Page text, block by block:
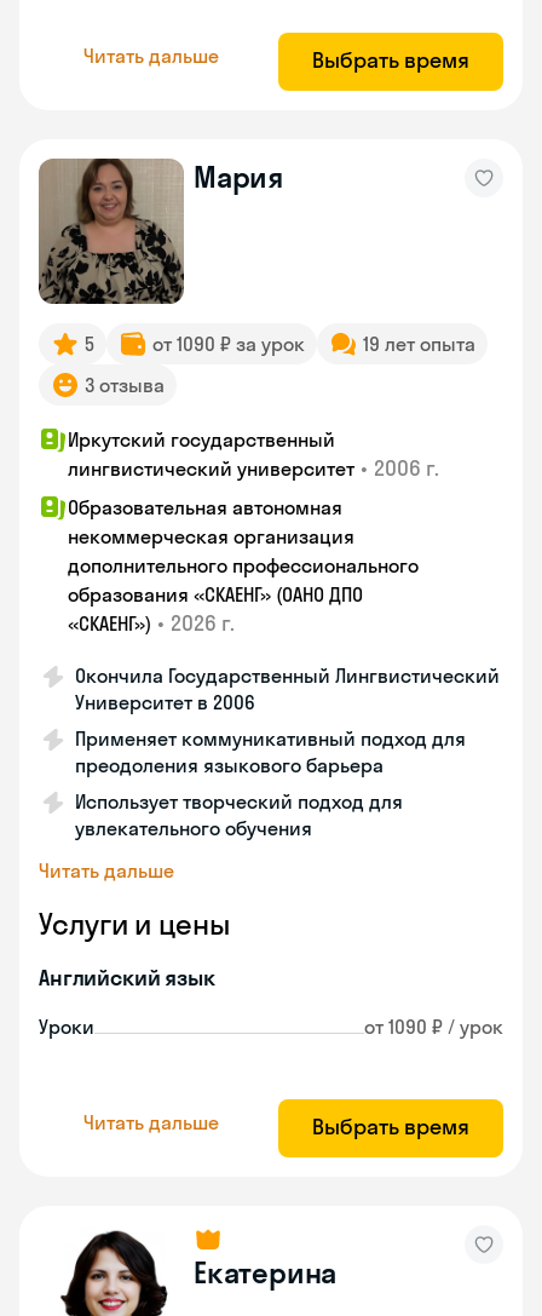
Читать дальше Выбрать время
Мария
5 от 1090 ₽ за урок
19 лет опыта
3 отзыва
Иркутский государственный
лингвистический университет • 2006 г.
Образовательная автономная
некоммерческая организация
дополнительного профессионального
образования «СКАЕНГ» (ОАНО ДПО
«СКАЕНГ») • 2026 г.
Окончила Государственный Лингвистический
Университет в 2006
Применяет коммуникативный подход для
преодоления языкового барьера
Использует творческий подход для
увлекательного обучения
Читать дальше
Услуги и цены
Английский язык
Уроки от 1090 ₽ / урок
Читать дальше Выбрать время
Екатерина